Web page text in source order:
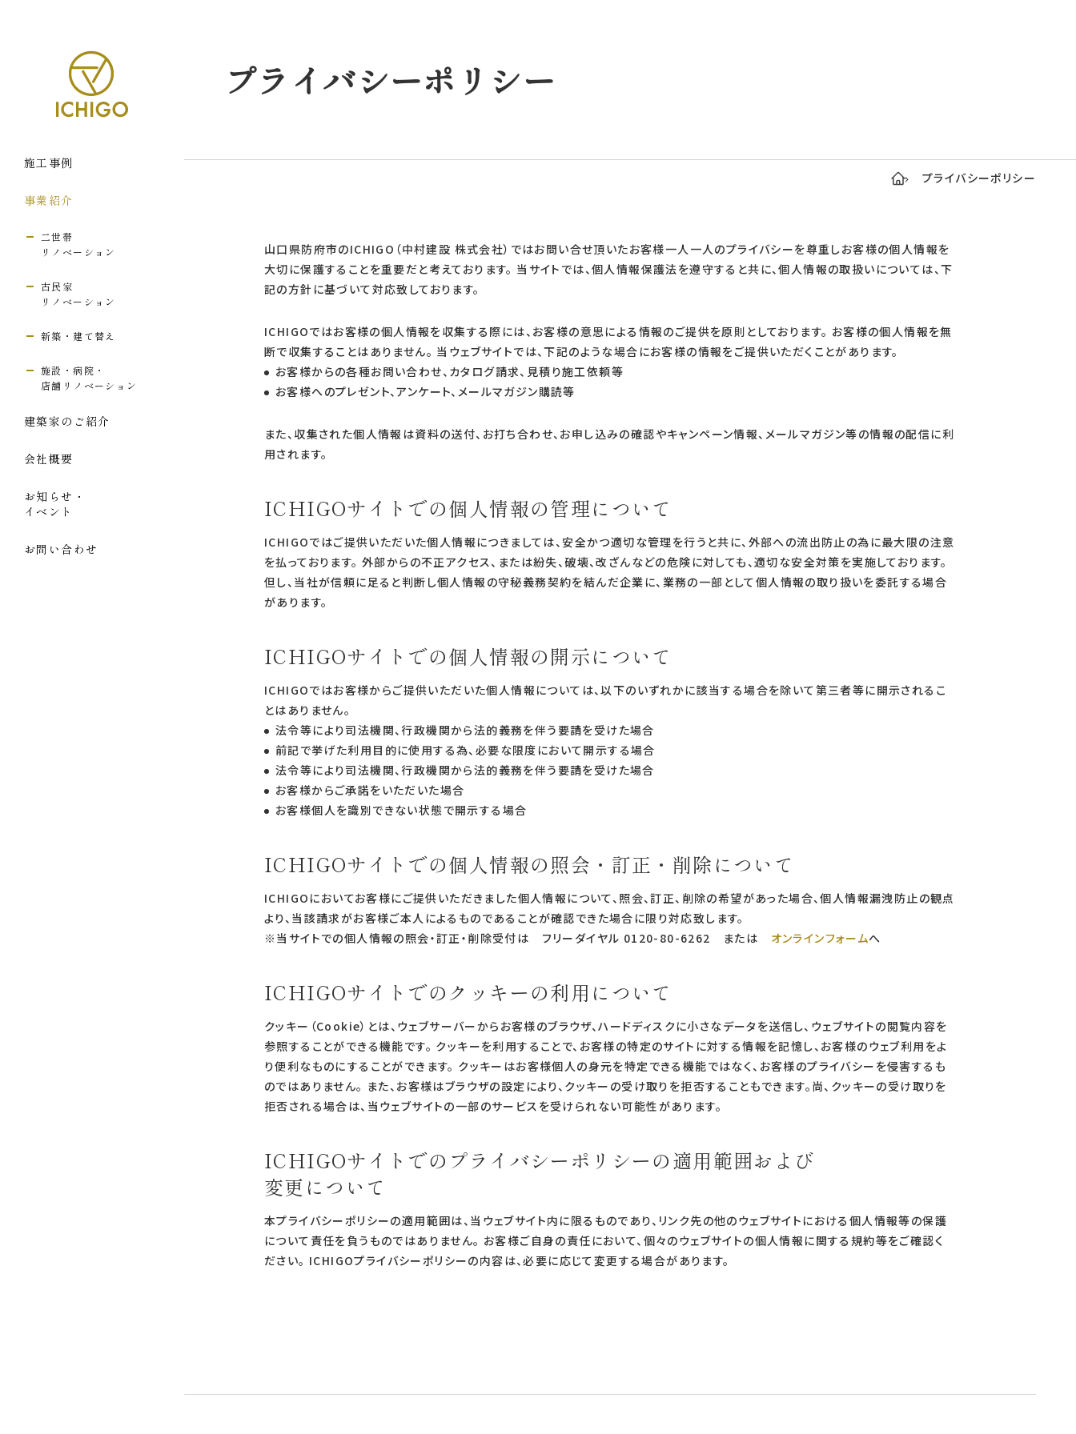
施工事例
事業紹介
二世帯
リノベーション
古民家
リノベーション
新築・建て替え
施設・病院・
店舗リノベーション
建築家のご紹介
会社概要
お知らせ・
イベント
お問い合わせ
プライバシーポリシー
プライバシーポリシー
山口県防府市のICHIGO（中村建設 株式会社）ではお問い合せ頂いたお客様一人一人のプライバシーを尊重しお客様の個人情報を
大切に保護することを重要だと考えております。 当サイトでは、個人情報保護法を遵守すると共に、個人情報の取扱いについては、下
記の方針に基づいて対応致しております。
ICHIGOではお客様の個人情報を収集する際には、お客様の意思による情報のご提供を原則としております。 お客様の個人情報を無
断で収集することはありません。 当ウェブサイトでは、下記のような場合にお客様の情報をご提供いただくことがあります。
お客様からの各種お問い合わせ、カタログ請求、見積り施工依頼等
お客様へのプレゼント、アンケート、メールマガジン購読等
また、収集された個人情報は資料の送付、お打ち合わせ、お申し込みの確認やキャンペーン情報、メールマガジン等の情報の配信に利
用されます。
ICHIGOサイトでの個人情報の管理について
ICHIGOではご提供いただいた個人情報につきましては、安全かつ適切な管理を行うと共に、外部への流出防止の為に最大限の注意
を払っております。 外部からの不正アクセス、または紛失、破壊、改ざんなどの危険に対しても、適切な安全対策を実施しております。
但し、当社が信頼に足ると判断し個人情報の守秘義務契約を結んだ企業に、業務の一部として個人情報の取り扱いを委託する場合
があります。
ICHIGOサイトでの個人情報の開示について
ICHIGOではお客様からご提供いただいた個人情報については、以下のいずれかに該当する場合を除いて第三者等に開示されるこ
とはありません。
法令等により司法機関、行政機関から法的義務を伴う要請を受けた場合
前記で挙げた利用目的に使用する為、必要な限度において開示する場合
法令等により司法機関、行政機関から法的義務を伴う要請を受けた場合
お客様からご承諾をいただいた場合
お客様個人を識別できない状態で開示する場合
ICHIGOサイトでの個人情報の照会・訂正・削除について
ICHIGOにおいてお客様にご提供いただきました個人情報について、照会、訂正、削除の希望があった場合、個人情報漏洩防止の観点
より、当該請求がお客様ご本人によるものであることが確認できた場合に限り対応致します。
※当サイトでの個人情報の照会・訂正・削除受付は フリーダイヤル 0120-80-6262 または オンラインフォームへ
ICHIGOサイトでのクッキーの利用について
クッキー（Cookie）とは、ウェブサーバーからお客様のブラウザ、ハードディスクに小さなデータを送信し、ウェブサイトの閲覧内容を
参照することができる機能です。 クッキーを利用することで、お客様の特定のサイトに対する情報を記憶し、お客様のウェブ利用をよ
り便利なものにすることができます。 クッキーはお客様個人の身元を特定できる機能ではなく、お客様のプライバシーを侵害するも
のではありません。 また、お客様はブラウザの設定により、クッキーの受け取りを拒否することもできます。尚、クッキーの受け取りを
拒否される場合は、当ウェブサイトの一部のサービスを受けられない可能性があります。
ICHIGOサイトでのプライバシーポリシーの適用範囲および
変更について
本プライバシーポリシーの適用範囲は、当ウェブサイト内に限るものであり、リンク先の他のウェブサイトにおける個人情報等の保護
について責任を負うものではありません。 お客様ご自身の責任において、個々のウェブサイトの個人情報に関する規約等をご確認く
ださい。 ICHIGOプライバシーポリシーの内容は、必要に応じて変更する場合があります。